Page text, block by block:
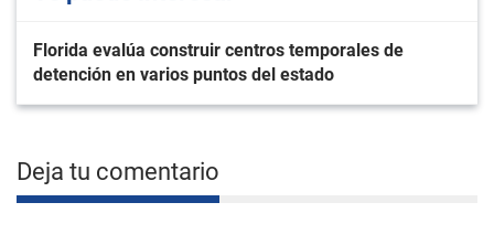
Florida evalúa construir centros temporales de
detención en varios puntos del estado
Deja tu comentario